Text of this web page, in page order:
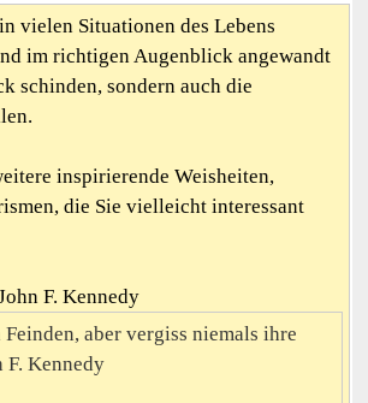
vielen Situationen des Lebens
im richtigen Augenblick angewandt
schinden, sondern auch die
inspirierende Weisheiten,
die Sie vielleicht interessant
F. Kennedy
aber vergiss niemals ihre
F. Kennedy